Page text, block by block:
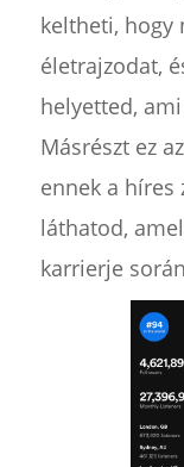
keltheti, hogy
életrajzodat,
helyetted,
Másrészt ez
ennek a híres
láthatod,
karrierje